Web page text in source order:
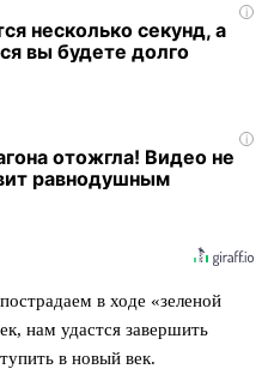
i
несколько секунд, а
вы будете долго
i
отожгла! Видео не
равнодушным
в ходе «зеленой
нам удастся завершить
в новый век.